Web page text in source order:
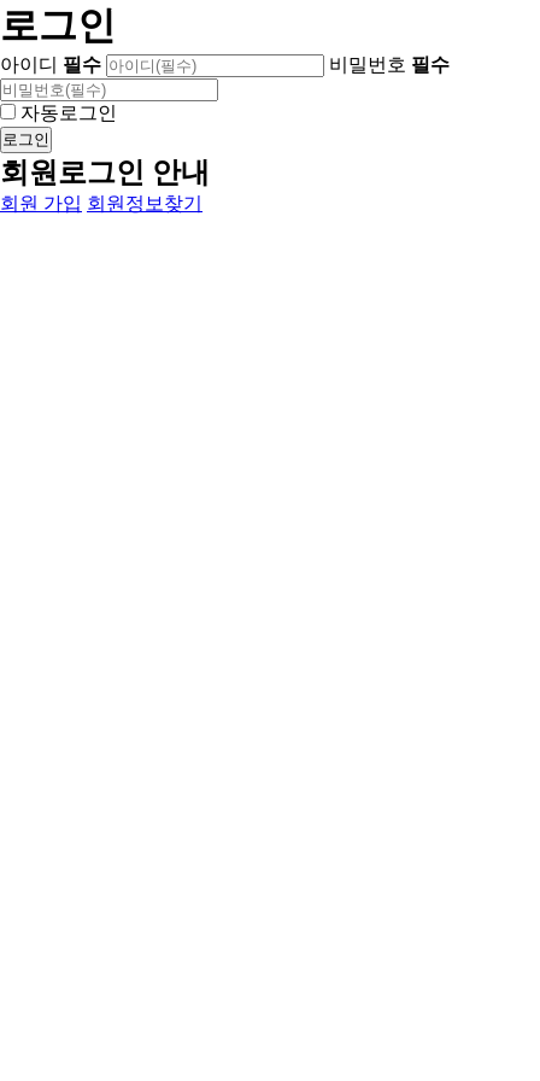
로그인
아이디 필수 비밀번호 필수
자동로그인
회원로그인 안내
회원 가입 회원정보찾기